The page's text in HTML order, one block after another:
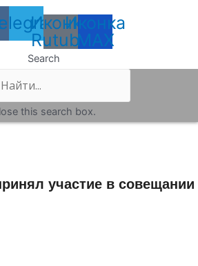
Иконка
Rutube
Иконка
MAX
Search
this search box.
участие в совещании